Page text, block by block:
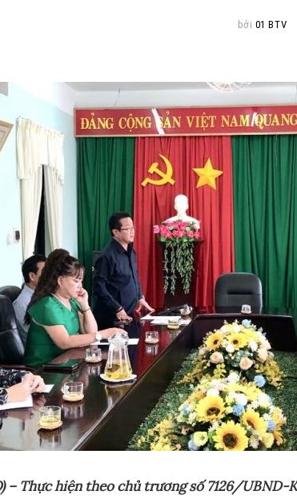
bởi 01 BTV
– Thực hiện theo chủ trương số 7126/UBND-